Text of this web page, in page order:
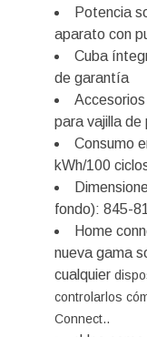
Potencia
aparato con
Cuba
de garantía
para vajilla
Consumo
kWh/100
fondo): 845-
Home
nueva gama
cualquier
controlarlos
Connect..